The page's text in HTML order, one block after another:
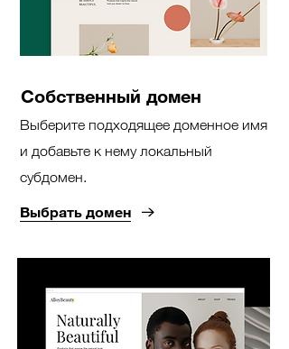
Собственный домен
Выберите подходящее доменное имя
и добавьте к нему локальный
субдомен.
Выбрать домен